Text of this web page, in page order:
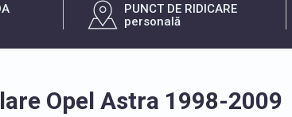
PUNCT DE RIDICARE
personală
Opel Astra 1998-2009